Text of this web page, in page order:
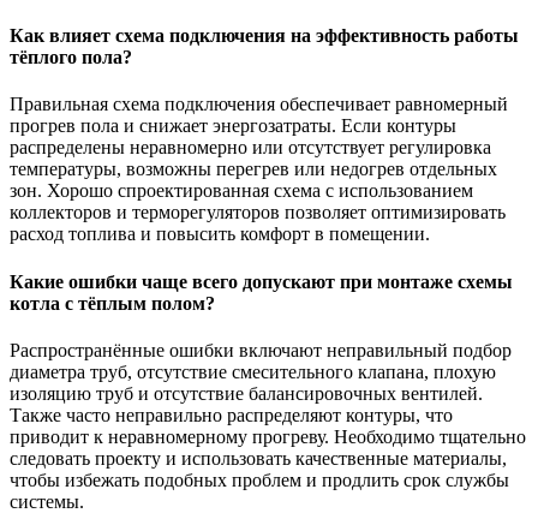
Как влияет схема подключения на эффективность работы
тёплого пола?
Правильная схема подключения обеспечивает равномерный
прогрев пола и снижает энергозатраты. Если контуры
распределены неравномерно или отсутствует регулировка
температуры, возможны перегрев или недогрев отдельных
зон. Хорошо спроектированная схема с использованием
коллекторов и терморегуляторов позволяет оптимизировать
расход топлива и повысить комфорт в помещении.
Какие ошибки чаще всего допускают при монтаже схемы
котла с тёплым полом?
Распространённые ошибки включают неправильный подбор
диаметра труб, отсутствие смесительного клапана, плохую
изоляцию труб и отсутствие балансировочных вентилей.
Также часто неправильно распределяют контуры, что
приводит к неравномерному прогреву. Необходимо тщательно
следовать проекту и использовать качественные материалы,
чтобы избежать подобных проблем и продлить срок службы
системы.